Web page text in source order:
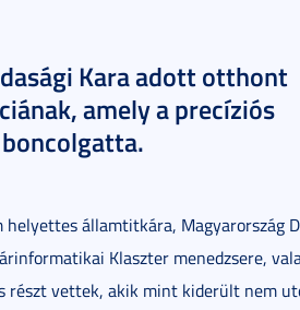
Kara adott otthont
amely a precíziós
államtitkára, Magyarország
Klaszter menedzsere,
részt vettek, akik mint kiderült nem